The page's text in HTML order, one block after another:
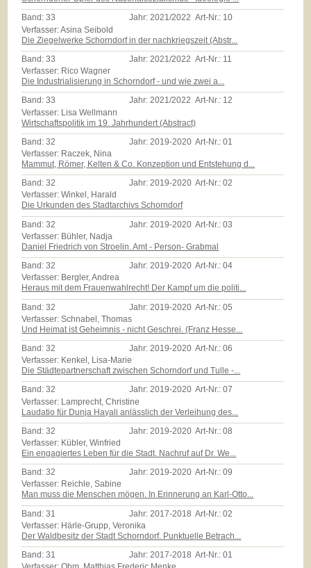
Band:33 Jahr:2021/2022 Art-Nr.: 10
Verfasser: Asina Seibold
Die Ziegelwerke Schorndorf in der nachkriegszeit (Abstr...
Band:33 Jahr:2021/2022 Art-Nr.: 11
Verfasser: Rico Wagner
Die Industrialisierung in Schorndorf - und wie zwei a...
Band:33 Jahr:2021/2022 Art-Nr.: 12
Verfasser: Lisa Wellmann
Wirtschaftspolitik im 19. Jahrhundert (Abstract)
Band:32 Jahr: 2019-2020 Art-Nr.:01
Verfasser: Raczek, Nina
Mammut, Römer, Kelten & Co. Konzeption und Entstehung d...
Band:32 Jahr:2019-2020 Art-Nr.:02
Verfasser: Winkel, Harald
Die Urkunden des Stadtarchivs Schorndorf
Band:32 Jahr: 2019-2020 Art-Nr.:03
Verfasser: Bühler, Nadja
Daniel Friedrich von Stroelin. Amt - Person- Grabmal
Band:32 Jahr:2019-2020 Art-Nr.:04
Verfasser: Bergler, Andrea
Heraus mit dem Frauenwahlrecht! Der Kampf um die politi...
Band:32 Jahr: 2019-2020 Art-Nr.:05
Verfasser: Schnabel, Thomas
Und Heimat ist Geheimnis - nicht Geschrei. (Franz Hesse...
Band:32 Jahr:2019-2020 Art-Nr.:06
Verfasser: Kenkel, Lisa-Marie
Die Städtepartnerschaft zwischen Schorndorf und Tulle -...
Band:32 Jahr:2019-2020 Art-Nr.:07
Verfasser: Lamprecht, Christine
Laudatio für Dunja Hayali anlässlich der Verleihung des...
Band:32 Jahr:2019-2020 Art-Nr.:08
Verfasser: Kübler, Winfried
Ein engagiertes Leben für die Stadt. Nachruf auf Dr. We...
Band:32 Jahr:2019-2020 Art-Nr.:09
Verfasser: Reichle, Sabine
Man muss die Menschen mögen. In Erinnerung an Karl-Otto...
Band:31 Jahr: 2017-2018 Art-Nr.:02
Verfasser: Härle-Grupp, Veronika
Der Waldbesitz der Stadt Schorndorf. Punktuelle Betrach...
Band:31 Jahr:2017-2018 Art-Nr.:01